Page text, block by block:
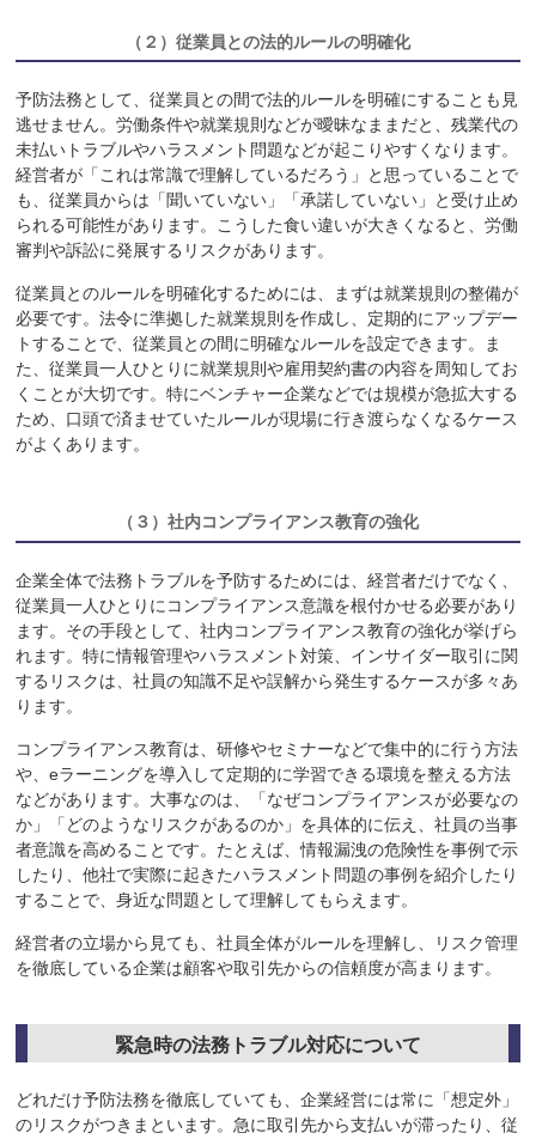
（２） 従業員との法的ルールの明確化
予防法務として、従業員との間で法的ルールを明確にすることも見
逃せません。労働条件や就業規則などが曖昧なままだと、残業代の
未払いトラブルやハラスメント問題などが起こりやすくなります。
経営者が「これは常識で理解しているだろう」と思っていることで
も、従業員からは「聞いていない」「承諾していない」と受け止め
られる可能性があります。こうした食い違いが大きくなると、労働
審判や訴訟に発展するリスクがあります。
従業員とのルールを明確化するためには、まずは就業規則の整備が
必要です。法令に準拠した就業規則を作成し、定期的にアップデー
トすることで、従業員との間に明確なルールを設定できます。ま
た、従業員一人ひとりに就業規則や雇用契約書の内容を周知してお
くことが大切です。特にベンチャー企業などでは規模が急拡大する
ため、口頭で済ませていたルールが現場に行き渡らなくなるケース
がよくあります。
（３） 社内コンプライアンス教育の強化
企業全体で法務トラブルを予防するためには、経営者だけでなく、
従業員一人ひとりにコンプライアンス意識を根付かせる必要があり
ます。その手段として、社内コンプライアンス教育の強化が挙げら
れます。特に情報管理やハラスメント対策、インサイダー取引に関
するリスクは、社員の知識不足や誤解から発生するケースが多々あ
ります。
コンプライアンス教育は、研修やセミナーなどで集中的に行う方法
や、eラーニングを導入して定期的に学習できる環境を整える方法
などがあります。大事なのは、「なぜコンプライアンスが必要なの
か」「どのようなリスクがあるのか」を具体的に伝え、社員の当事
者意識を高めることです。たとえば、情報漏洩の危険性を事例で示
したり、他社で実際に起きたハラスメント問題の事例を紹介したり
することで、身近な問題として理解してもらえます。
経営者の立場から見ても、社員全体がルールを理解し、リスク管理
を徹底している企業は顧客や取引先からの信頼度が高まります。
緊急時の法務トラブル対応について
どれだけ予防法務を徹底していても、企業経営には常に「想定外」
のリスクがつきまといます。急に取引先から支払いが滞ったり、従